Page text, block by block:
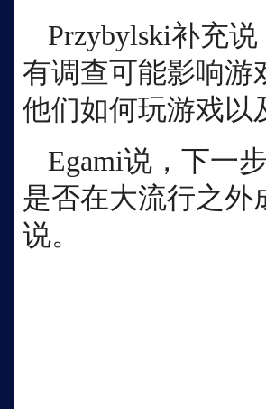
Przybylski补充
有调查可能影响游
他们如何玩游戏以
Egami说，下一
是否在大流行之外
说。